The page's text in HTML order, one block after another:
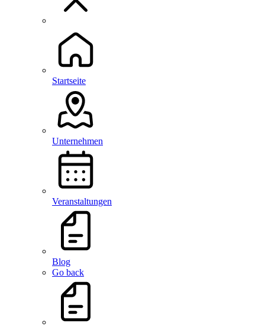
Startseite
Unternehmen
Veranstaltungen
Blog
Go back